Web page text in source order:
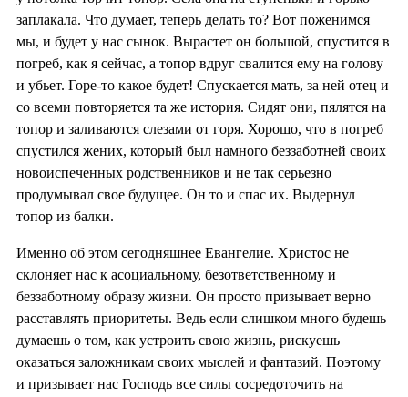
заплакала. Что думает, теперь делать то? Вот поженимся
мы, и будет у нас сынок. Вырастет он большой, спустится в
погреб, как я сейчас, а топор вдруг свалится ему на голову
и убьет. Горе-то какое будет! Спускается мать, за ней отец и
со всеми повторяется та же история. Сидят они, пялятся на
топор и заливаются слезами от горя. Хорошо, что в погреб
спустился жених, который был намного беззаботней своих
новоиспеченных родственников и не так серьезно
продумывал свое будущее. Он то и спас их. Выдернул
топор из балки.
Именно об этом сегодняшнее Евангелие. Христос не
склоняет нас к асоциальному, безответственному и
беззаботному образу жизни. Он просто призывает верно
расставлять приоритеты. Ведь если слишком много будешь
думаешь о том, как устроить свою жизнь, рискуешь
оказаться заложникам своих мыслей и фантазий. Поэтому
и призывает нас Господь все силы сосредоточить на